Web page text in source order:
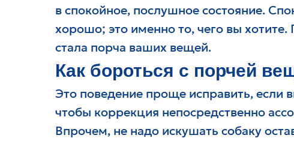
в спокойное, послушное состояние.
хорошо; это именно то, чего вы
стала порча ваших вещей.
Как бороться с порчей
Это поведение проще исправить, если
чтобы коррекция непосредственно
Впрочем, не надо искушать собаку